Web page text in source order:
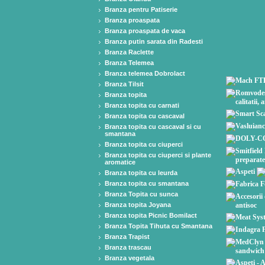
Branza pentru Patiserie
Branza proaspata
Branza proaspata de vaca
Branza putin sarata din Radesti
Branza Raclette
Branza Telemea
Branza telemea Dobrolact
Branza Tilsit
Branza topita
Branza topita cu carnati
Branza topita cu cascaval
Branza topita cu cascaval si cu
smantana
Branza topita cu ciuperci
Branza topita cu ciuperci si plante
aromatice
Branza topita cu leurda
Branza topita cu smantana
Branza Topita cu sunca
Branza topita Joyana
Branza topita Picnic Bomilact
Branza Topita Tihuta cu Smantana
Branza Trapist
Branza trascau
Branza vegetala